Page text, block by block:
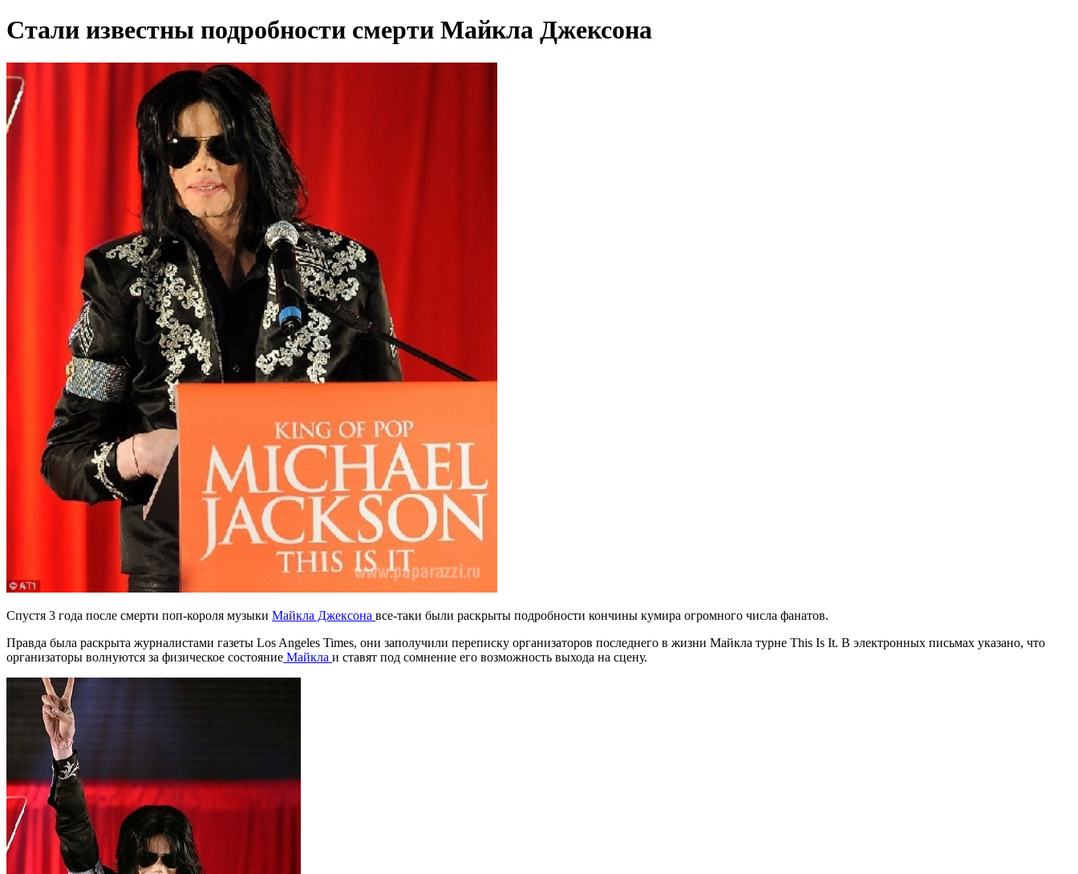
Стали известны подробности смерти Майкла Джексона
Спустя 3 года после смерти поп-короля музыки Майкла Джексона все-таки были раскрыты подробности кончины кумира огромного числа фанатов.
Правда была раскрыта журналистами газеты Los Angeles Times, они заполучили переписку организаторов последнего в жизни Майкла турне This Is It. В электронных письмах указано, что
организаторы волнуются за физическое состояние Майкла и ставят под сомнение его возможность выхода на сцену.